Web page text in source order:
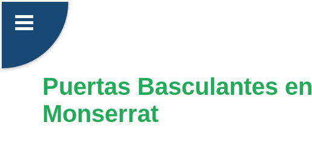
Puertas Basculantes en
Monserrat